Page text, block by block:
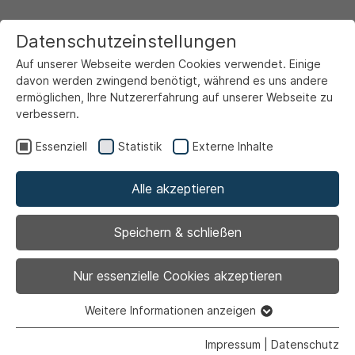
Stadtplanung
Beirat für Stadtgestaltung
Beirat für
Stadtgestaltung der
Stadt Ahlen
Datenschutzeinstellungen
Auf unserer Webseite werden Cookies verwendet. Einige
davon werden zwingend benötigt, während es uns andere
ermöglichen, Ihre Nutzererfahrung auf unserer Webseite zu
verbessern.
Essenziell Statistik Externe Inhalte
Alle akzeptieren
Speichern & schließen
Nur essenzielle Cookies akzeptieren
Essenzielle Cookies werden für grundlegende Funktionen
Weitere Informationen anzeigen
Impressum Datenschutz